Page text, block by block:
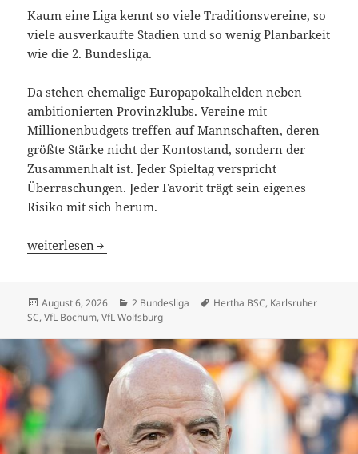
Kaum eine Liga kennt so viele Traditionsvereine, so
viele ausverkaufte Stadien und so wenig Planbarkeit
wie die 2. Bundesliga.
Da stehen ehemalige Europapokalhelden neben
ambitionierten Provinzklubs. Vereine mit
Millionenbudgets treffen auf Mannschaften, deren
größte Stärke nicht der Kontostand, sondern der
Zusammenhalt ist. Jeder Spieltag verspricht
Überraschungen. Jeder Favorit trägt sein eigenes
Risiko mit sich herum.
2. Bundesliga 2026/27. Wenn jede Woche ein Endspiel
weiterlesen
Veröffentlicht
am
August 6, 2026 Kategorien
2 Bundesliga Schlagwörter
Hertha BSC, Karlsruher
SC,VfL Bochum,VfL Wolfsburg